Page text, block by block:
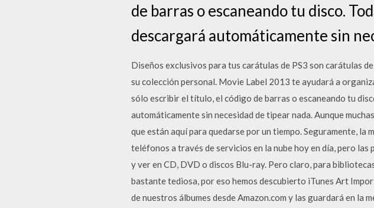
de barras o escaneando tu disco.
descargará automáticamente sin
Diseños exclusivos para tus carátulas de PS3 son carátulas
su colección personal. Movie Label 2013 te ayudará a
sólo escribir el título, el código de barras o escaneando tu
automáticamente sin necesidad de tipear nada. Aunque
que están aquí para quedarse por un tiempo. Seguramente,
teléfonos a través de servicios en la nube hoy en día, pero
y ver en CD, DVD o discos Blu-ray. Pero claro, para
bastante tediosa, por eso hemos descubierto iTunes Art
de nuestros álbumes desde Amazon.com y las guardará en